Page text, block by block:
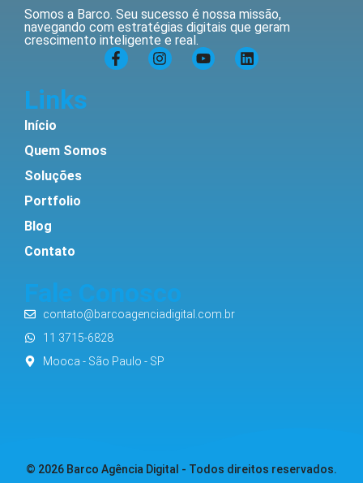
Somos a Barco. Seu sucesso é nossa missão,
navegando com estratégias digitais que geram
crescimento inteligente e real.
Links
Início
Quem Somos
Soluções
Portfolio
Blog
Contato
Fale Conosco
contato@barcoagenciadigital.com.br
11 3715-6828
Mooca - São Paulo - SP
© 2026 Barco Agência Digital - Todos direitos reservados.